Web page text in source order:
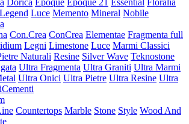
Dorica Epoque Epoque 21 Essential Floralia
Legend Luce Memento Mineral Nobile
Con.Crea ConCrea Elementae Fragmenta full
Legni Limestone Luce Marmi Classici
Naturali Resine Silver Wave Teknostone
Ultra Fragmenta Ultra Graniti Ultra Marmi
Ultra Onici Ultra Pietre Ultra Resine Ultra
iCementi
Countertops Marble Stone Style Wood And